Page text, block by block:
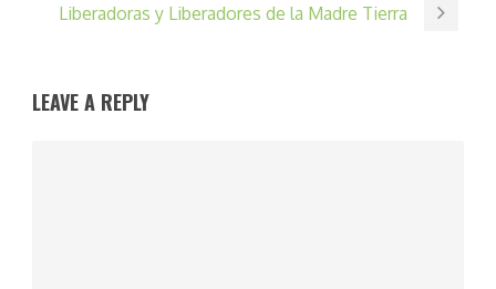
Liberadoras y Liberadores de la Madre Tierra
LEAVE A REPLY